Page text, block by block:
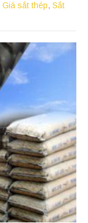
Giá sắt thép, Sắt